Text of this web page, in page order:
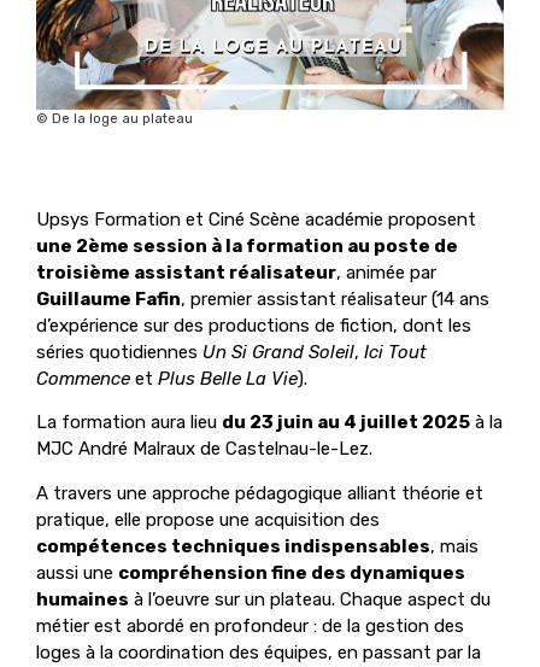
© De la loge au plateau
Upsys Formation et Ciné Scène académie proposent
une 2ème session à la formation au poste de
troisième assistant réalisateur, animée par
Guillaume Fafin, premier assistant réalisateur (14 ans
d’expérience sur des productions de fiction, dont les
séries quotidiennes Un Si Grand Soleil, Ici Tout
Commence et Plus Belle La Vie).
La formation aura lieu du 23 juin au 4 juillet 2025 à la
MJC André Malraux de Castelnau-le-Lez.
A travers une approche pédagogique alliant théorie et
pratique, elle propose une acquisition des
compétences techniques indispensables, mais
aussi une compréhension fine des dynamiques
humaines à l’oeuvre sur un plateau. Chaque aspect du
métier est abordé en profondeur : de la gestion des
loges à la coordination des équipes, en passant par la